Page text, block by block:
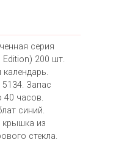
серия
Edition) 200 шт.
Запас
40 часов.
синий.
крышка из
стекла.